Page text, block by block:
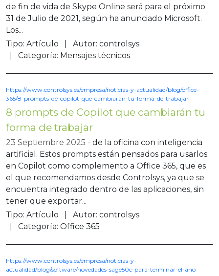
de fin de vida de Skype Online será para el próximo
31 de Julio de 2021, según ha anunciado Microsoft.
Los...
Tipo: Artículo Autor: controlsys
Categoría: Mensajes técnicos
8 prompts de Copilot que cambiarán tu
forma de trabajar
https://www.controlsys.es/empresa/noticias-y-actualidad/blog/office-
365/8-prompts-de-copilot-que-cambiaran-tu-forma-de-trabajar
23 Septiembre 2025
de la oficina con inteligencia
artificial. Estos prompts están pensados para usarlos
en Copilot como complemento a Office 365, que es
el que recomendamos desde Controlsys, ya que se
encuentra integrado dentro de las aplicaciones, sin
tener que exportar...
Tipo: Artículo Autor: controlsys
Categoría: Office 365
https://www.controlsys.es/empresa/noticias-y-
actualidad/blog/software/novedades-sage50c-para-terminar-el-ano